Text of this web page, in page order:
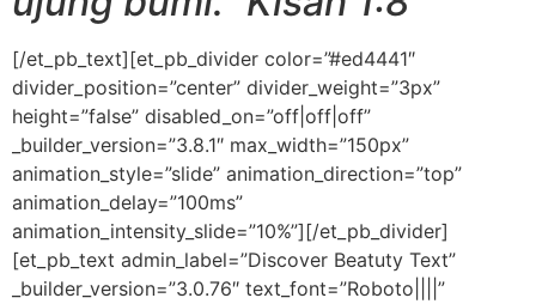
[/et_pb_text][et_pb_divider color=”#ed4441″
divider_position=”center” divider_weight=”3px”
height=”false” disabled_on=”off|off|off”
_builder_version=”3.8.1″ max_width=”150px”
animation_style=”slide” animation_direction=”top”
animation_delay=”100ms”
animation_intensity_slide=”10%”][/et_pb_divider]
[et_pb_text admin_label=”Discover Beatuty Text”
_builder_version=”3.0.76″ text_font=”Roboto||||”